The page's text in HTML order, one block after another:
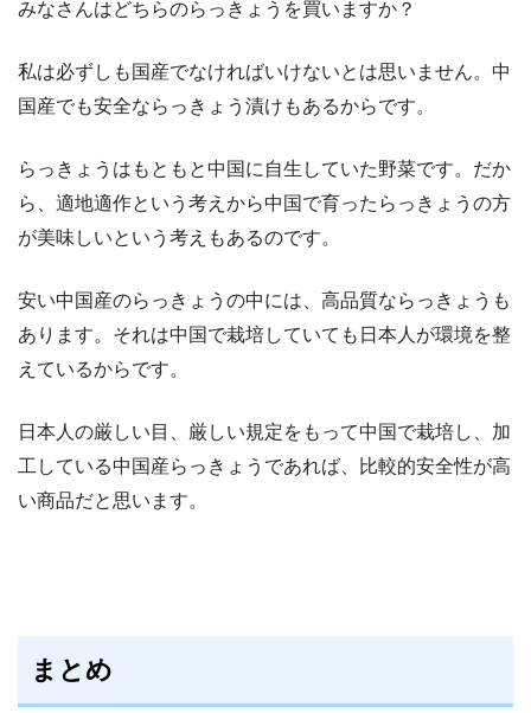
みなさんはどちらのらっきょうを買いますか？
私は必ずしも国産でなければいけないとは思いません。中
国産でも安全ならっきょう漬けもあるからです。
らっきょうはもともと中国に自生していた野菜です。だか
ら、適地適作という考えから中国で育ったらっきょうの方
が美味しいという考えもあるのです。
安い中国産のらっきょうの中には、高品質ならっきょうも
あります。それは中国で栽培していても日本人が環境を整
えているからです。
日本人の厳しい目、厳しい規定をもって中国で栽培し、加
工している中国産らっきょうであれば、比較的安全性が高
い商品だと思います。
まとめ